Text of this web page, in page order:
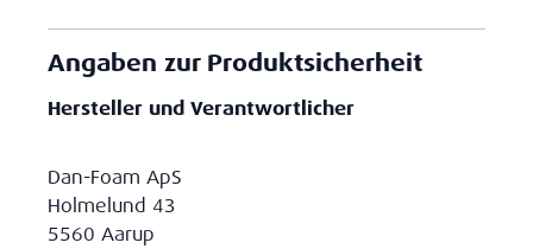
Angaben zur Produktsicherheit
Hersteller und Verantwortlicher
Dan-Foam ApS
Holmelund 43
5560 Aarup